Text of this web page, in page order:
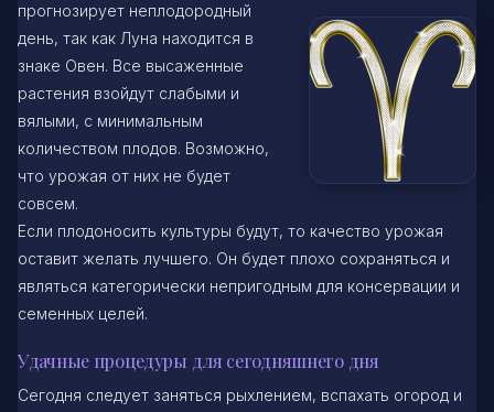
прогнозирует неплодородный
день, так как Луна находится в
знаке Овен. Все высаженные
растения взойдут слабыми и
вялыми, с минимальным
количеством плодов. Возможно,
что урожая от них не будет
совсем.
Если плодоносить культуры будут, то качество урожая
оставит желать лучшего. Он будет плохо сохраняться и
являться категорически непригодным для консервации и
семенных целей.
Удачные процедуры для сегодняшнего дня
Сегодня следует заняться рыхлением, вспахать огород и